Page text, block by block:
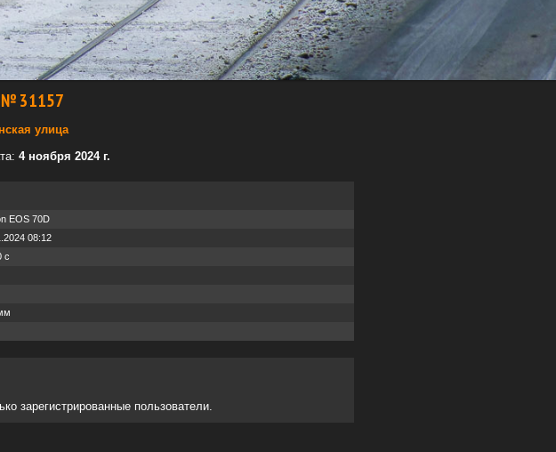
№ 31157
улица
4 ноября 2024 г.
EOS 70D
08:12
с
зарегистрированные пользователи.